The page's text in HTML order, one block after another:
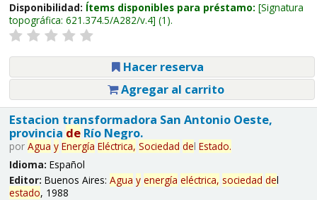
Disponibilidad: Ítems disponibles para préstamo: Signatura
topográfica: 621.374.5/A282/v.4 (1).
Hacer reserva
Agregar al carrito
Estacion transformadora San Antonio Oeste,
provincia deRío Negro.
por Agua y Energía Eléctrica, Sociedad del Estado.
Idioma: Español
Editor: Buenos Aires: Agua y energía eléctrica, sociedad del
estado, 1988